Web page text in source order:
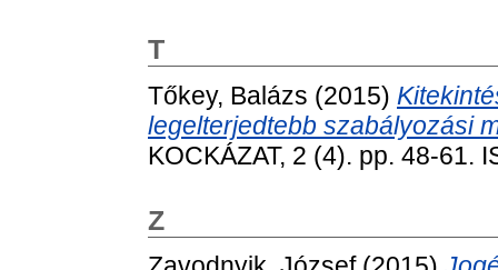
T
Tőkey, Balázs (2015)
legelterjedtebb szabályozási
KOCKÁZAT, 2 (4). pp. 48-61.
Z